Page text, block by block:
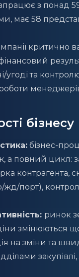
з понад
має 58
критично
угоді та
бізнесу
бізнес-
а повний цикл:
контрагента,
жд/порт),
ринок
змінюються
на зміни та
закупівлі,